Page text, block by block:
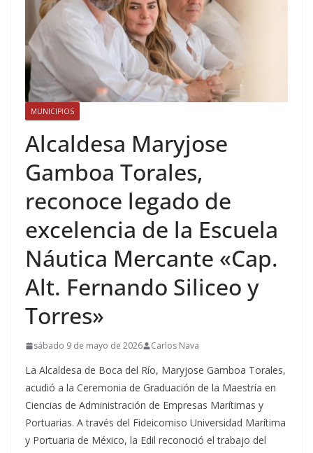
MUNICIPIOS
Alcaldesa Maryjose
Gamboa Torales,
reconoce legado de
excelencia de la Escuela
Náutica Mercante «Cap.
Alt. Fernando Siliceo y
Torres»
sábado 9 de mayo de 2026 Carlos Nava
La Alcaldesa de Boca del Río, Maryjose Gamboa Torales,
acudió a la Ceremonia de Graduación de la Maestría en
Ciencias de Administración de Empresas Marítimas y
Portuarias. A través del Fideicomiso Universidad Marítima
y Portuaria de México, la Edil reconoció el trabajo del